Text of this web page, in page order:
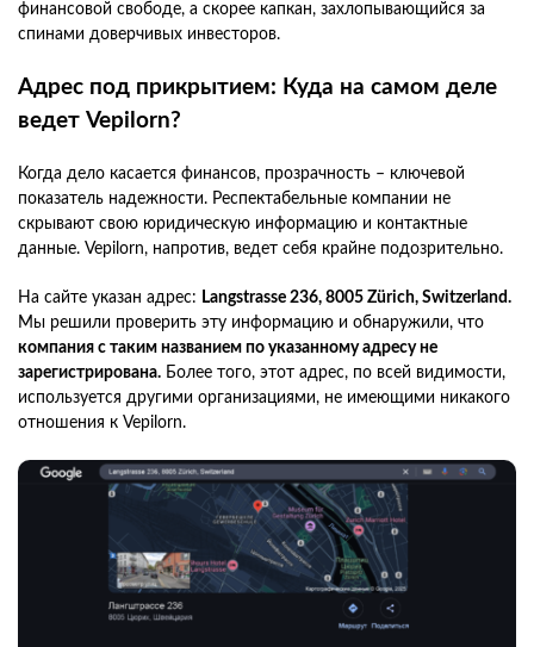
финансовой свободе, а скорее капкан, захлопывающийся за
спинами доверчивых инвесторов.
Адрес под прикрытием: Куда на самом деле
ведет Vepilorn?
Когда дело касается финансов, прозрачность – ключевой
показатель надежности. Респектабельные компании не
скрывают свою юридическую информацию и контактные
данные. Vepilorn, напротив, ведет себя крайне подозрительно.
На сайте указан адрес: Langstrasse 236, 8005 Zürich, Switzerland.
Мы решили проверить эту информацию и обнаружили, что
компания с таким названием по указанному адресу не
зарегистрирована. Более того, этот адрес, по всей видимости,
используется другими организациями, не имеющими никакого
отношения к Vepilorn.